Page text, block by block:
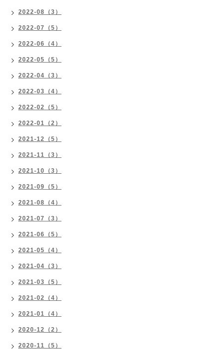
2022-08（3）
2022-07（5）
2022-06（4）
2022-05（5）
2022-04（3）
2022-03（4）
2022-02（5）
2022-01（2）
2021-12（5）
2021-11（3）
2021-10（3）
2021-09（5）
2021-08（4）
2021-07（3）
2021-06（5）
2021-05（4）
2021-04（3）
2021-03（5）
2021-02（4）
2021-01（4）
2020-12（2）
2020-11（5）